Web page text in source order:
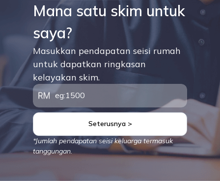
Mana satu skim untuk
saya?
Masukkan pendapatan seisi rumah
untuk dapatkan ringkasan
kelayakan skim.
Seterusnya >
*Jumlah pendapatan seisi keluarga termasuk
tanggungan.